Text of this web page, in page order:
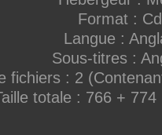
Format :
Langue :
Sous-titres :
fichiers : 2
totale : 766 +